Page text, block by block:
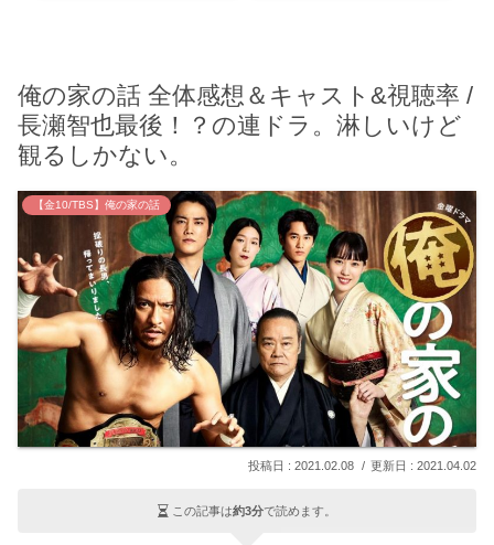
俺の家の話 全体感想＆キャスト&視聴率 /
長瀬智也最後！？の連ドラ。淋しいけど
観るしかない。
【金10/TBS】俺の家の話
2021.02.08 2021.04.02
この記事は約3分で読めます。